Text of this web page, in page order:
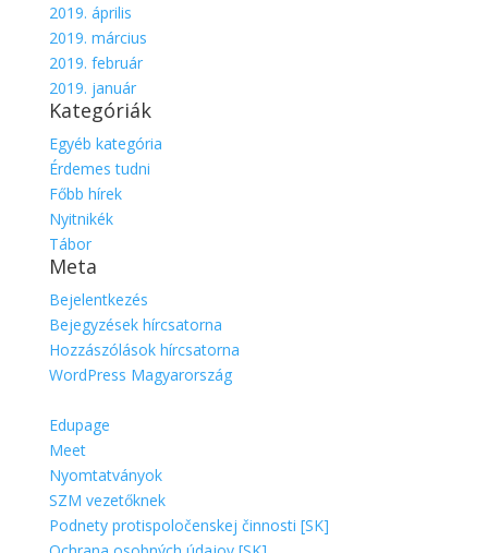
2019. április
2019. március
2019. február
2019. január
Kategóriák
Egyéb kategória
Érdemes tudni
Főbb hírek
Nyitnikék
Tábor
Meta
Bejelentkezés
Bejegyzések hírcsatorna
Hozzászólások hírcsatorna
WordPress Magyarország
Edupage
Meet
Nyomtatványok
SZM vezetőknek
Podnety protispoločenskej činnosti [SK]